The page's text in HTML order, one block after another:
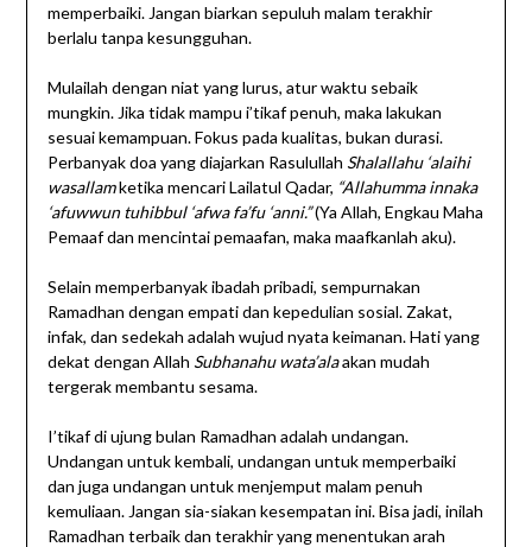
memperbaiki. Jangan biarkan sepuluh malam terakhir
berlalu tanpa kesungguhan.
Mulailah dengan niat yang lurus, atur waktu sebaik
mungkin. Jika tidak mampu i’tikaf penuh, maka lakukan
sesuai kemampuan. Fokus pada kualitas, bukan durasi.
Perbanyak doa yang diajarkan Rasulullah Shalallahu ‘alaihi
wasallamketika mencari Lailatul Qadar, “Allahumma innaka
‘afuwwun tuhibbul ‘afwa fa’fu ‘anni.”(Ya Allah, Engkau Maha
Pemaaf dan mencintai pemaafan, maka maafkanlah aku).
Selain memperbanyak ibadah pribadi, sempurnakan
Ramadhan dengan empati dan kepedulian sosial. Zakat,
infak, dan sedekah adalah wujud nyata keimanan. Hati yang
dekat dengan Allah Subhanahu wata’alaakan mudah
tergerak membantu sesama.
I’tikaf di ujung bulan Ramadhan adalah undangan.
Undangan untuk kembali, undangan untuk memperbaiki
dan juga undangan untuk menjemput malam penuh
kemuliaan. Jangan sia-siakan kesempatan ini. Bisa jadi, inilah
Ramadhan terbaik dan terakhir yang menentukan arah